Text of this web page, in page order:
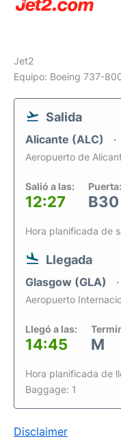
Jet2
Equipo: Boeing 737-
Salida
Alicante (ALC)
Aeropuerto de
Salió a las:
12:27
Puerta:
B30
Hora planificada de
Llegada
Glasgow (GLA)
Aeropuerto
Llegó a las:
14:45 M
Hora planificada de
Baggage: 1
Disclaimer